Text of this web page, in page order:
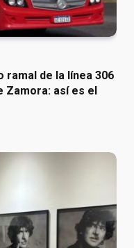
ramal de la línea 306
Zamora: así es el